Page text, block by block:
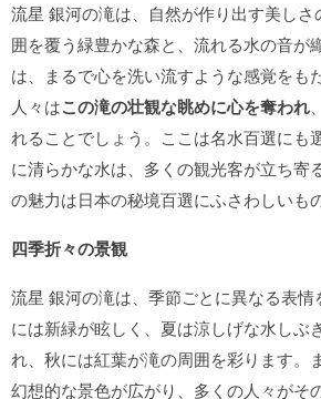
流星 銀河の滝は、自然が作り出す美し
囲を覆う緑豊かな森と、流れる水の音が
は、まるで心を洗い流すような感覚をも
人々はこの滝の壮観な眺めに心を奪われ
れることでしょう。ここは名水百選にも
に清らかな水は、多くの観光客が立ち寄
の魅力は日本の秘境百選にふさわしいも
四季折々の景観
流星 銀河の滝は、季節ごとに異なる表
には新緑が眩しく、夏は涼しげな水しぶ
れ、秋には紅葉が滝の周囲を彩ります。
幻想的な景色が広がり、多くの人々がそ